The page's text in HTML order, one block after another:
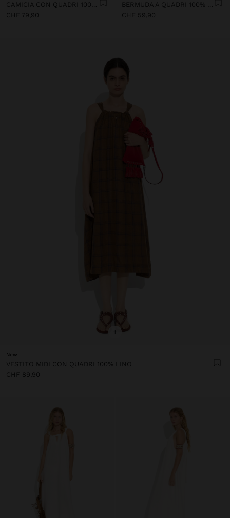
CAMICIA CON QUADRI 100% LINO
CHF 79,90
BERMUDA A QUADRI 100% LINO
CHF 59,90
+
New
VESTITO MIDI CON QUADRI 100% LINO
CHF 89,90